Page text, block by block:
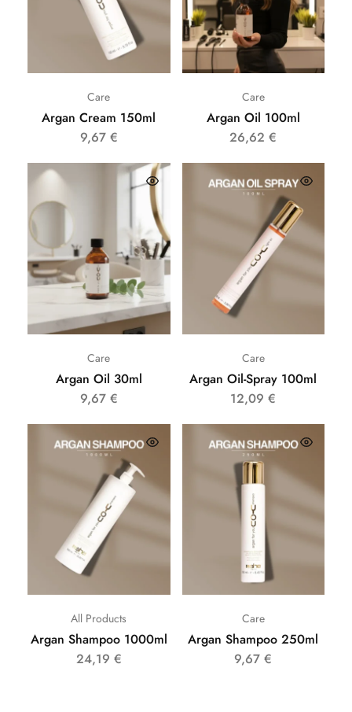
Care
Argan Cream 150ml
9,67 €
Care
Argan Oil 100ml
26,62€
Care
Argan Oil 30ml
9,67 €
Care
Argan Oil-Spray 100ml
12,09€
All Products
Argan Shampoo 1000ml
24,19 €
Care
Argan Shampoo 250ml
9,67€